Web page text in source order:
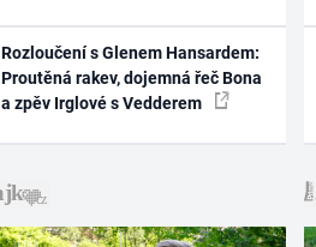
Rozloučení s Glenem Hansardem:
Proutěná rakev, dojemná řeč Bona
a zpěv Irglové s Vedderem